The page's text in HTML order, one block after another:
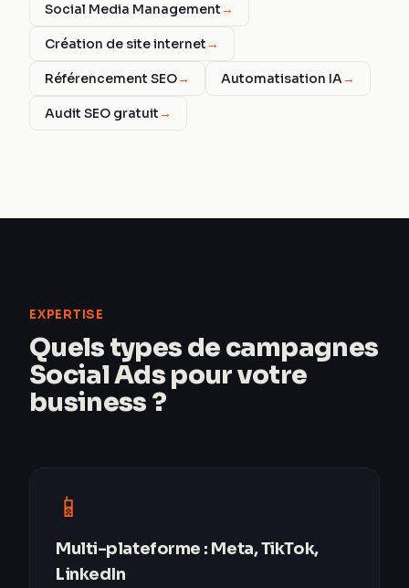
Social Media Management→
Création de site internet→
Référencement SEO→ Automatisation IA→
Audit SEO gratuit→
EXPERTISE
Quels types de campagnes
Social Ads pour votre
business ?
📱
Multi-plateforme : Meta, TikTok,
LinkedIn